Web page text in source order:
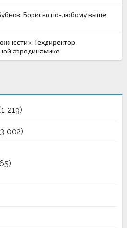
Бориско по-любому выше
Техдиректор
аэродинамике
219)
002)